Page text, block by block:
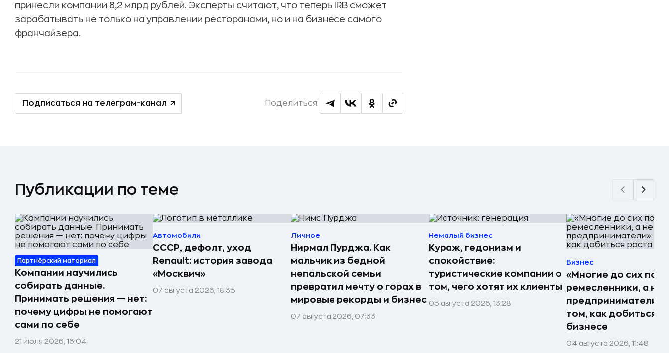
принесли компании 8,2 млрд рублей. Эксперты считают, что теперь IRB сможет
зарабатывать не только на управлении ресторанами, но и на бизнесе самого
франчайзера.
Подписаться на телеграм-канал Поделиться:
Публикации по теме
Партнёрский материал
Компании научились
собирать данные.
Принимать решения — нет:
почему цифры не помогают
сами по себе
21 июля 2026, 16:04
Автомобили
СССР, дефолт, уход
Renault: история завода
«Москвич»
07 августа 2026, 18:35
Личное
Нирмал Пурджа. Как
мальчик из бедной
непальской семьи
превратил мечту о горах в
мировые рекорды и бизнес
07 августа 2026, 07:33
Немалый бизнес
Кураж, гедонизм и
спокойствие:
туристические компании о
том, чего хотят их клиенты
05 августа 2026, 13:28
Бизнес
«Многие до сих пор
ремесленники, а не
предприниматели»:
том, как добиться
бизнесе
04 августа 2026, 11:48